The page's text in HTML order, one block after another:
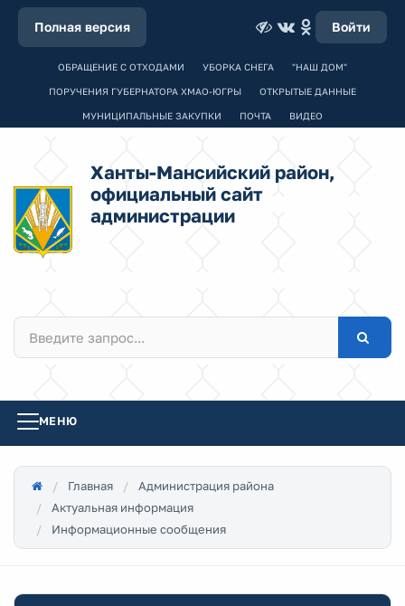
Полная версия Войти
ОБРАЩЕНИЕ С ОТХОДАМИ УБОРКА СНЕГА "НАШ ДОМ"
ПОРУЧЕНИЯ ГУБЕРНАТОРА ХМАО-ЮГРЫ ОТКРЫТЫЕ ДАННЫЕ
МУНИЦИПАЛЬНЫЕ ЗАКУПКИ ПОЧТА ВИДЕО
Ханты-Мансийский район,
официальный сайт
администрации
МЕНЮ
Главная
Администрация района
Актуальная информация
Информационные сообщения